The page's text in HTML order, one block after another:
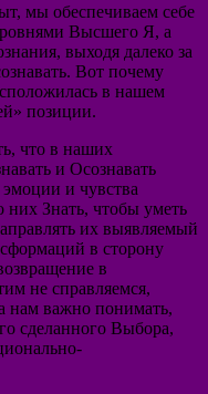
мы обеспечиваем себе
Высшего Я, а
выходя далеко за
Вот почему
в нашем
позиции.
что в наших
и Осознавать
и чувства
них Знать, чтобы уметь
их выявляемый
в сторону
в
не справляемся,
нам важно понимать,
сделанного Выбора,